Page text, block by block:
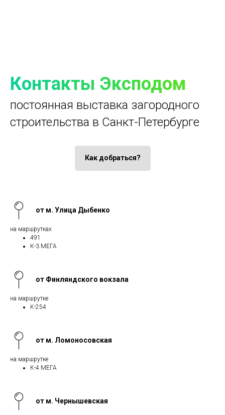
Контакты Эксподом
постоянная выставка загородного
строительства в Санкт-Петербурге
Как добраться?
от м. Улица Дыбенко
на маршрутках
491
К-3 МЕГА
от Финляндского вокзала
на маршрутке
К-254
от м. Ломоносовская
на маршрутке
К-4 МЕГА
от м. Чернышевская